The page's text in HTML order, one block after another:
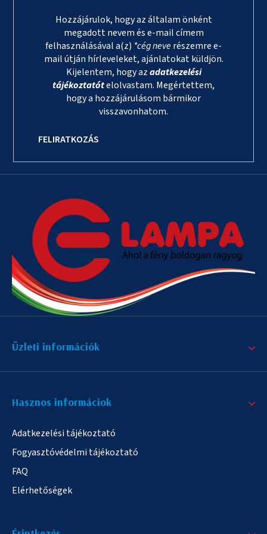
Hozzájárulok, hogy az általam önként
megadott nevem és e-mail címem
felhasználásával a(z) *cég neverészemre e-
mail útján hírleveleket, ajánlatokat küldjön.
Kijelentem, hogy azadatkezelési
tájékoztatótelolvastam. Megértettem,
hogy a hozzájárulásom bármikor
visszavonhatom.
FELIRATKOZÁS
Üzleti információk
Hasznos informáciok
Adatkezelési tájékoztató
Fogyasztóvédelmi tájékoztató
FAQ
Elérhetőségek